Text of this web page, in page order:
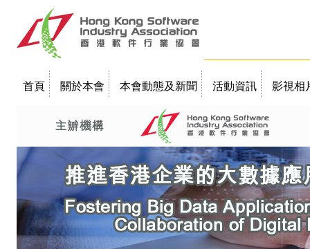
首頁 關於本會 本會動態及新聞 活動資訊 影視相
聯絡我們 教學簡報